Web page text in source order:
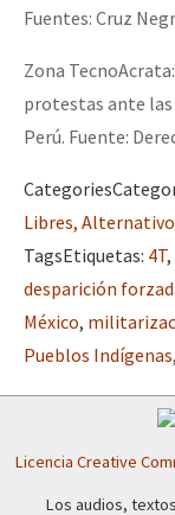
Fuentes: Cruz
Zona
protestas ante las
Perú. Fuente:
Categories
Libres,
TagsEtiquetas: 4T,
desparición
México,
Pueblos Indígenas,
Licencia Creative
Los audios,